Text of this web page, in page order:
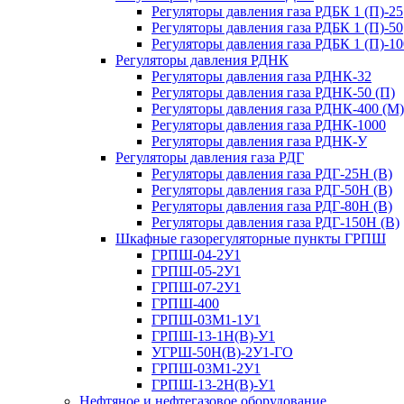
Регуляторы давления газа РДБК 1 (П)-25
Регуляторы давления газа РДБК 1 (П)-50
Регуляторы давления газа РДБК 1 (П)-
Регуляторы давления РДНК
Регуляторы давления газа РДНК-32
Регуляторы давления газа РДНК-50 (П)
Регуляторы давления газа РДНК-400 (М)
Регуляторы давления газа РДНК-1000
Регуляторы давления газа РДНК-У
Регуляторы давления газа РДГ
Регуляторы давления газа РДГ-25Н (В)
Регуляторы давления газа РДГ-50Н (В)
Регуляторы давления газа РДГ-80Н (В)
Регуляторы давления газа РДГ-150Н (В)
Шкафные газорегуляторные пункты ГРПШ
ГРПШ-04-2У1
ГРПШ-05-2У1
ГРПШ-07-2У1
ГРПШ-400
ГРПШ-03М1-1У1
ГРПШ-13-1Н(В)-У1
УГРШ-50Н(В)-2У1-ГО
ГРПШ-03М1-2У1
ГРПШ-13-2Н(В)-У1
Нефтяное и нефтегазовое оборудование